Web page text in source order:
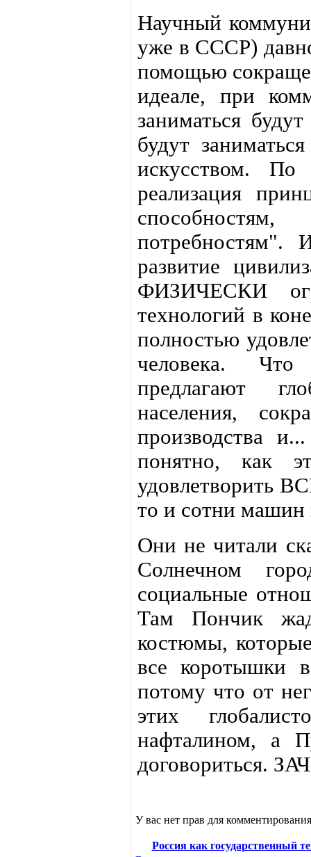
Научный
уже в СССР)
помощью
идеале, при
заниматься
будут
искусством.
реализация
развитие
ФИЗИЧЕСКИ
технологий в
полностью
человека.
предлагают
населения,
производства
понятно, как
удовлетворить
то и сотни машин
Они не читали
Солнечном
социальные
Там Пончик
костюмы,
все коротышки
потому что от
этих
нафталином, а
договориться.
У вас нет прав для
Россия как государственный